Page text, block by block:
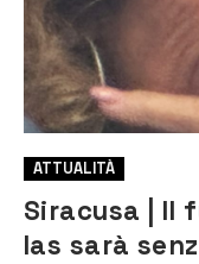
ATTUALITÀ
Siracusa | Il
Ias sarà